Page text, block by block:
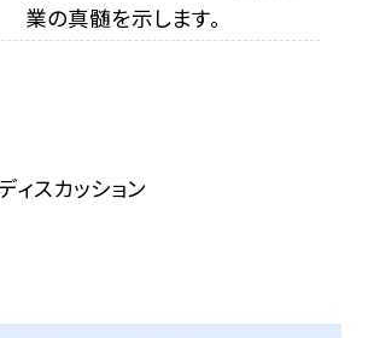
業の真髄を示します。
スカッション